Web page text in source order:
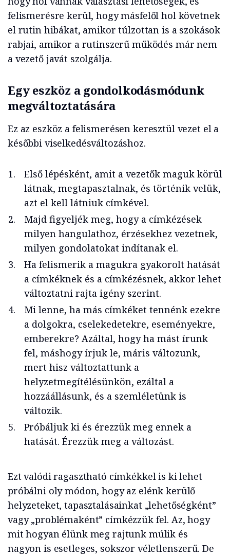
felismerésre kerül, hogy másfelől hol követnek
el rutin hibákat, amikor túlzottan is a szokások
rabjai, amikor a rutinszerű működés már nem
a vezető javát szolgálja.
Egy eszköz a gondolkodásmódunk
megváltoztatására
Ez az eszköz a felismerésen keresztül vezet el a
későbbi viselkedésváltozáshoz.
Első lépésként, amit a vezetők maguk körül
látnak, megtapasztalnak, és történik velük,
azt el kell látniuk címkével.
Majd figyeljék meg, hogy a címkézések
milyen hangulathoz, érzésekhez vezetnek,
milyen gondolatokat indítanak el.
Ha felismerik a magukra gyakorolt hatását
a címkéknek és a címkézésnek, akkor lehet
változtatni rajta igény szerint.
Mi lenne, ha más címkéket tennénk ezekre
a dolgokra, cselekedetekre, eseményekre,
emberekre? Azáltal, hogy ha mást írunk
fel, máshogy írjuk le, máris változunk,
mert hisz változtattunk a
helyzetmegítélésünkön, ezáltal a
hozzáállásunk, és a szemléletünk is
változik.
Próbáljuk ki és érezzük meg ennek a
hatását. Érezzük meg a változást.
Ezt valódi ragasztható címkékkel is ki lehet
próbálni oly módon, hogy az elénk kerülő
helyzeteket, tapasztalásainkat „lehetőségként”
vagy „problémaként” címkézzük fel. Az, hogy
mit hogyan élünk meg rajtunk múlik és
nagyon is esetleges, sokszor véletlenszerű. De